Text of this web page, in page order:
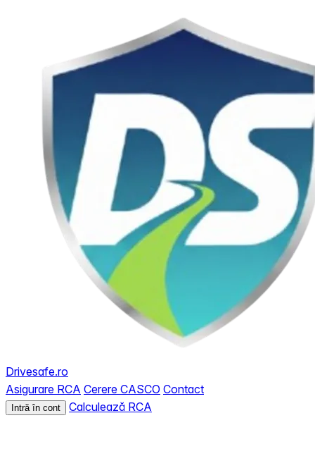
Drivesafe.ro
Asigurare RCA Cerere CASCO Contact
Intră în cont Calculează RCA